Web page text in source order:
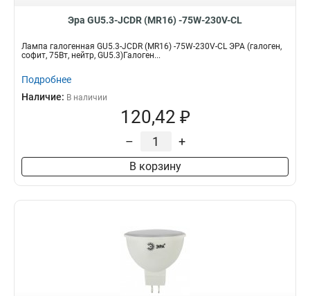
Эра GU5.3-JCDR (MR16) -75W-230V-CL
Лампа галогенная GU5.3-JCDR (MR16) -75W-230V-CL ЭРА (галоген,
софит, 75Вт, нейтр, GU5.3)Галоген...
Подробнее
Наличие: В наличии
120,42 ₽
– +
В корзину